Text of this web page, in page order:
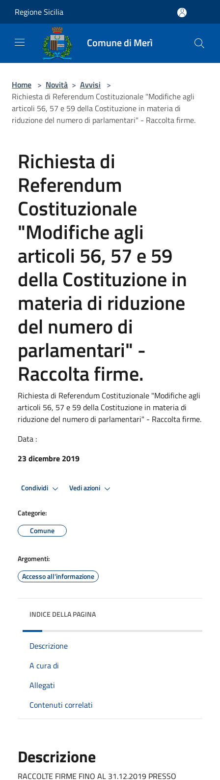
Regione Sicilia
Comune di Merì
Home > Novità > Avvisi >
Richiesta di Referendum Costituzionale "Modifiche agli
articoli 56, 57 e 59 della Costituzione in materia di
riduzione del numero di parlamentari" - Raccolta firme.
Richiesta di
Referendum
Costituzionale
"Modifiche agli
articoli 56, 57 e 59
della Costituzione in
materia di riduzione
del numero di
parlamentari" -
Raccolta firme.
Richiesta di Referendum Costituzionale "Modifiche agli
articoli 56, 57 e 59 della Costituzione in materia di
riduzione del numero di parlamentari" - Raccolta firme.
Data :
23 dicembre 2019
Condividi Vedi azioni
Categorie:
Comune
Argomenti:
Accesso all'informazione
INDICE DELLA PAGINA
Descrizione
A cura di
Allegati
Contenuti correlati
Descrizione
RACCOLTE FIRME FINO AL 31.12.2019 PRESSO